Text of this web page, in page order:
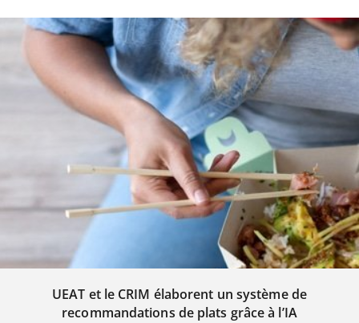
UEAT et le CRIM élaborent un système de
recommandations de plats grâce à l’IA